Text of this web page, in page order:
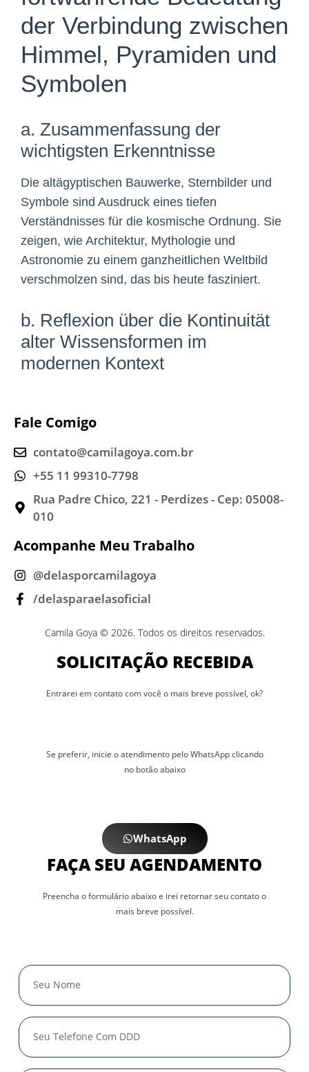
der Verbindung zwischen
Himmel, Pyramiden und
Symbolen
a. Zusammenfassung der
wichtigsten Erkenntnisse
Die altägyptischen Bauwerke, Sternbilder und
Symbole sind Ausdruck eines tiefen
Verständnisses für die kosmische Ordnung. Sie
zeigen, wie Architektur, Mythologie und
Astronomie zu einem ganzheitlichen Weltbild
verschmolzen sind, das bis heute fasziniert.
b. Reflexion über die Kontinuität
alter Wissensformen im
modernen Kontext
Fale Comigo
contato@camilagoya.com.br
+55 11 99310-7798
Rua Padre Chico, 221 - Perdizes - Cep: 05008-
010
Acompanhe Meu Trabalho
@delasporcamilagoya
/delasparaelasoficial
Camila Goya © 2026. Todos os direitos reservados.
SOLICITAÇÃO RECEBIDA
Entrarei em contato com você o mais breve possível, ok?
Se preferir, inicie o atendimento pelo WhatsApp clicando
no botão abaixo
WhatsApp
FAÇA SEU AGENDAMENTO
Preencha o formulário abaixo e irei retornar seu contato o
mais breve possível.